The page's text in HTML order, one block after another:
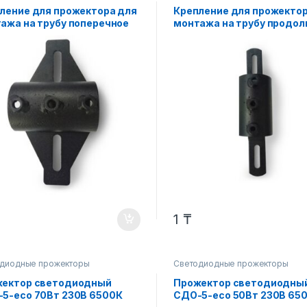
для прожектора для
на трубу поперечное
Крепление для
монтажа на трубу
1 ₸
прожекторы
светодиодный
eco 70Вт 230В 6500К
Светодиодные прожекторы
Прожектор
СДО-5-eco 50Вт 230В